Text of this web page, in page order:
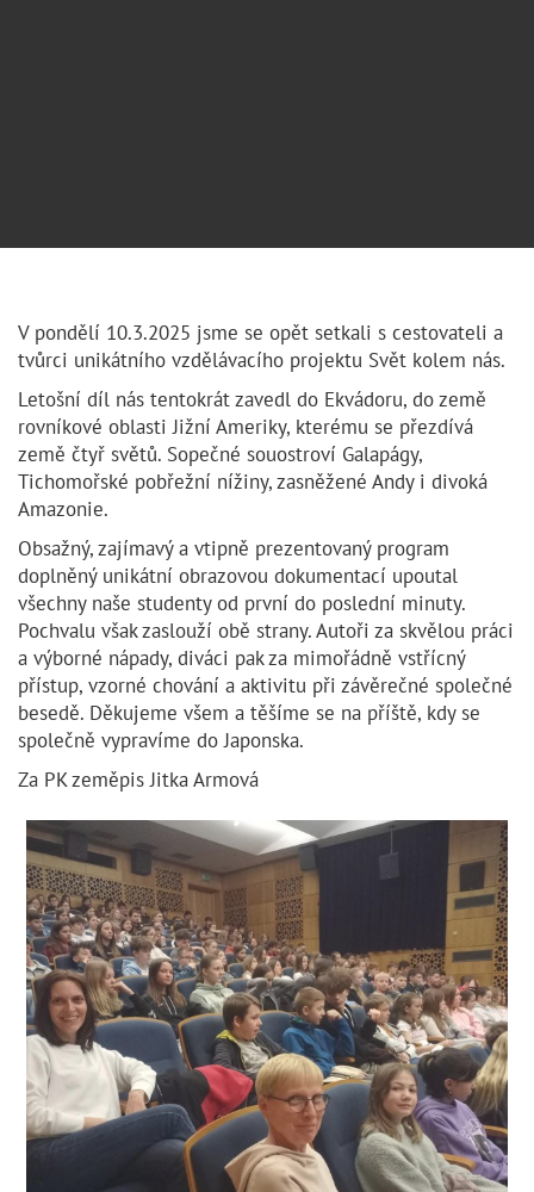
V pondělí 10.3.2025 jsme se opět setkali s cestovateli a
tvůrci unikátního vzdělávacího projektu Svět kolem nás.
Letošní díl nás tentokrát zavedl do Ekvádoru, do země
rovníkové oblasti Jižní Ameriky, kterému se přezdívá
země čtyř světů. Sopečné souostroví Galapágy,
Tichomořské pobřežní nížiny, zasněžené Andy i divoká
Amazonie.
Obsažný, zajímavý a vtipně prezentovaný program
doplněný unikátní obrazovou dokumentací upoutal
všechny naše studenty od první do poslední minuty.
Pochvalu však zaslouží obě strany. Autoři za skvělou práci
a výborné nápady, diváci pak za mimořádně vstřícný
přístup, vzorné chování a aktivitu při závěrečné společné
besedě. Děkujeme všem a těšíme se na příště, kdy se
společně vypravíme do Japonska.
Za PK zeměpis Jitka Armová